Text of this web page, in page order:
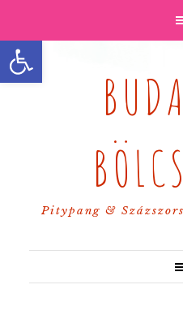
Eszköztár megnyitása
Pitypang &